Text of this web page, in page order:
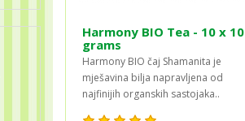
Harmony BIO Tea - 10 x 10
grams
Harmony BIO čaj Shamanita je
mješavina bilja napravljena od
najfinijih organskih sastojaka..